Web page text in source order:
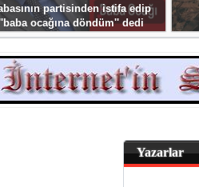
partisinden istifa edip
ocağına döndüm'' dedi
Yazarlar